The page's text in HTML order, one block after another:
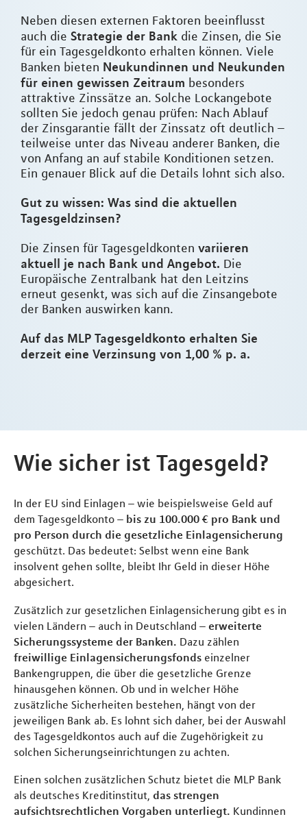
Neben diesen externen Faktoren beeinflusst
auch die Strategie der Bank die Zinsen, die Sie
für ein Tagesgeldkonto erhalten können. Viele
Banken bieten Neukundinnen und Neukunden
für einen gewissen Zeitraum besonders
attraktive Zinssätze an. Solche Lockangebote
sollten Sie jedoch genau prüfen: Nach Ablauf
der Zinsgarantie fällt der Zinssatz oft deutlich –
teilweise unter das Niveau anderer Banken, die
von Anfang an auf stabile Konditionen setzen.
Ein genauer Blick auf die Details lohnt sich also.
Gut zu wissen: Was sind die aktuellen
Tagesgeldzinsen?
Die Zinsen für Tagesgeldkonten variieren
aktuell je nach Bank und Angebot. Die
Europäische Zentralbank hat den Leitzins
erneut gesenkt, was sich auf die Zinsangebote
der Banken auswirken kann.
Auf das MLP Tagesgeldkonto erhalten Sie
derzeit eine Verzinsung von 1,00 % p. a.
Wie sicher ist Tagesgeld?
In der EU sind Einlagen – wie beispielsweise Geld auf
dem Tagesgeldkonto – bis zu 100.000 € pro Bank und
pro Person durch die gesetzliche Einlagensicherung
geschützt. Das bedeutet: Selbst wenn eine Bank
insolvent gehen sollte, bleibt Ihr Geld in dieser Höhe
abgesichert.
Zusätzlich zur gesetzlichen Einlagensicherung gibt es in
vielen Ländern – auch in Deutschland – erweiterte
Sicherungssysteme der Banken. Dazu zählen
freiwillige Einlagensicherungsfonds einzelner
Bankengruppen, die über die gesetzliche Grenze
hinausgehen können. Ob und in welcher Höhe
zusätzliche Sicherheiten bestehen, hängt von der
jeweiligen Bank ab. Es lohnt sich daher, bei der Auswahl
des Tagesgeldkontos auch auf die Zugehörigkeit zu
solchen Sicherungseinrichtungen zu achten.
Einen solchen zusätzlichen Schutz bietet die MLP Bank
als deutsches Kreditinstitut, das strengen
aufsichtsrechtlichen Vorgaben unterliegt. Kundinnen